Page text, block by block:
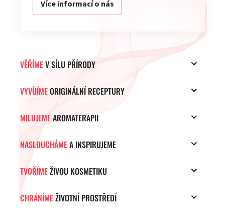
Více informací o nás
VĚŘÍMEV SÍLU PŘÍRODY
VYVÍJÍMEORIGINÁLNÍ RECEPTURY
MILUJEMEAROMATERAPII
NASLOUCHÁMEA INSPIRUJEME
TVOŘÍMEŽIVOU KOSMETIKU
CHRÁNÍMEŽIVOTNÍ PROSTŘEDÍ